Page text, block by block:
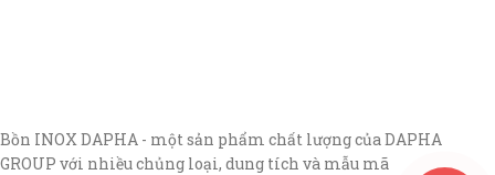
Bồn INOX DAPHA - một sản phẩm chất lượng của DAPHA
GROUP với nhiều chủng loại, dung tích và mẫu mã